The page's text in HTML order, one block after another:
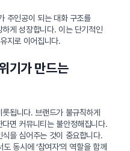
주인공이 되는 대화 구조를
게 성장합니다. 이는 단기적인
지로 이어집니다.
기가 만드는
됩니다. 브랜드가 불규칙하게
면 커뮤니티는 불안정해집니다.
을 심어주는 것이 중요합니다.
동시에 ‘참여자’의 역할을 함께